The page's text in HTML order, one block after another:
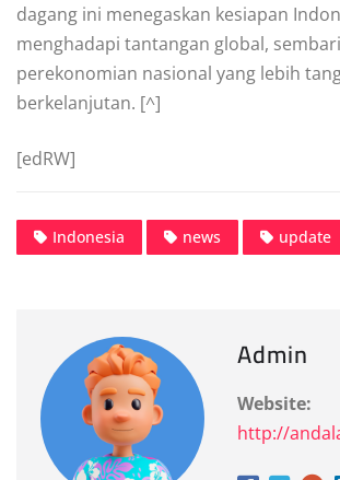
dagang ini menegaskan kesiapan
menghadapi tantangan global,
perekonomian nasional yang lebih
berkelanjutan. [^]
[edRW]
Indonesia news update
Admin
Website:
http://